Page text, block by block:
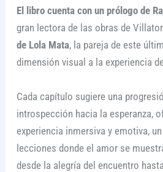
El libro cuenta con un prólogo de
gran lectora de las obras de
de Lola Mata, la pareja de este
dimensión visual a la experiencia
Cada capítulo sugiere una
introspección hacia la esperanza,
experiencia inmersiva y emotiva,
lecciones donde el amor se
desde la alegría del encuentro